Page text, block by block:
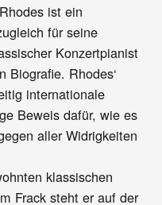
ist ein
für seine
Konzertpianist
Biografie. Rhodes‘
internationale
Beweis dafür, wie es
aller Widrigkeiten
klassischen
Frack steht er auf der